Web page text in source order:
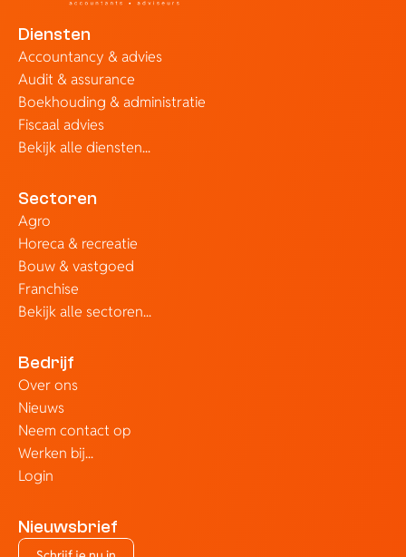
Diensten
Accountancy & advies
Audit & assurance
Boekhouding & administratie
Fiscaal advies
Bekijk alle diensten...
Sectoren
Agro
Horeca & recreatie
Bouw & vastgoed
Franchise
Bekijk alle sectoren...
Bedrijf
Over ons
Nieuws
Neem contact op
Werken bij...
Login
Nieuwsbrief